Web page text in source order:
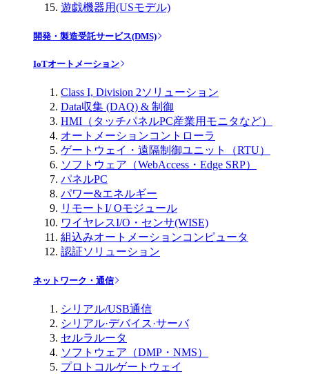
遊戯機器用(USモデル)
開発・製造受託サービス(DMS)
IoTオートメーション
Class I, Division 2ソリューション
Data収集 (DAQ) & 制御
HMI（タッチパネルPC産業用モニタなど）
オートメーションコントローラ
ゲートウェイ・遠隔制御ユニット（RTU）
ソフトウェア（WebAccess・Edge SRP）
パネルPC
パワー&エネルギー
リモートI/ Oモジュール
ワイヤレスI/O・センサ(WISE)
組込みオートメーションコンピュータ
認証ソリューション
ネットワーク・通信
シリアル/USB通信
シリアル·デバイス·サーバ
セルラルータ
ソフトウェア（DMP・NMS）
プロトコルゲートウェイ